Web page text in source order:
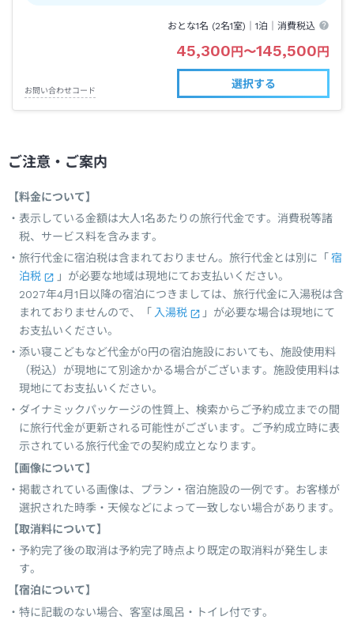
おとな1名 (2名1室)｜1泊 ｜消費税込
45,300 円 〜145,500 円
お問い合わせコード
選択する
ご注意・ご案内
【料金について】
表示している金額は大人1名あたりの旅行代金です。消費税等諸
税、サービス料を含みます。
旅行代金に宿泊税は含まれておりません。旅行代金とは別に「 宿
泊税
」が必要な地域は現地にてお支払いください。
2027年4月1日以降の宿泊につきましては、旅行代金に入湯税は含
まれておりませんので、「 入湯税
」が必要な場合は現地にて
お支払いください。
添い寝こどもなど代金が0円の宿泊施設においても、施設使用料
（税込）が現地にて別途かかる場合がございます。施設使用料は
現地にてお支払いください。
ダイナミックパッケージの性質上、検索からご予約成立までの間
に旅行代金が更新される可能性がございます。ご予約成立時に表
示されている旅行代金での契約成立となります。
【画像について】
掲載されている画像は、プラン・宿泊施設の一例です。お客様が
選択された時季・天候などによって一致しない場合があります。
【取消料について】
予約完了後の取消は予約完了時点より既定の取消料が発生しま
す。
【宿泊について】
特に記載のない場合、客室は風呂・トイレ付です。